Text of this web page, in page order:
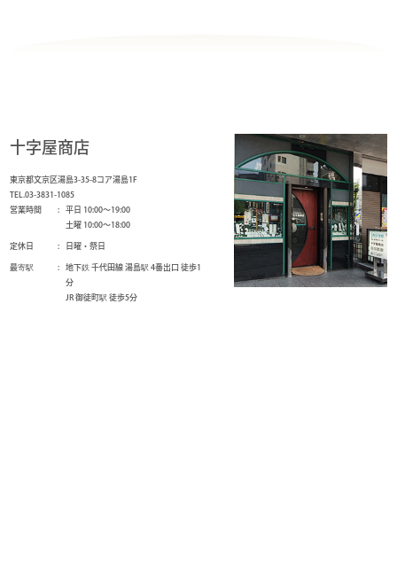
十字屋商店
東京都文京区湯島3-35-8コア湯島1F
TEL.03-3831-1085
営業時間
平日 10:00～19:00
土曜 10:00～18:00
定休日
日曜・祭日
最寄駅
地下鉄 千代田線 湯島駅 4番出口 徒歩1
分
JR 御徒町駅 徒歩5分